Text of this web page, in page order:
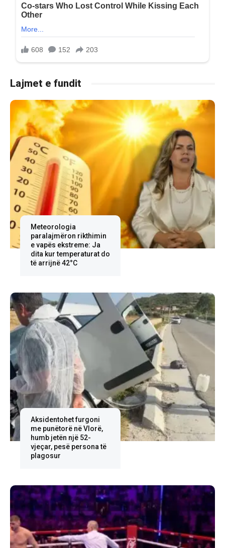
Lajmet e fundit
Meteorologia
paralajmëron rikthimin
e vapës ekstreme: Ja
dita kur temperaturat do
të arrijnë 42°C
Aksidentohet furgoni
me punëtorë në Vlorë,
humb jetën një 52-
vjeçar, pesë persona të
plagosur